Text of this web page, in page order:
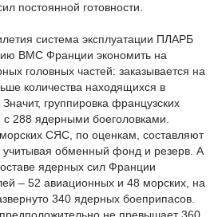
постоянной готовности.
система эксплуатации ПЛАРБ
ВМС Франции экономить на
головных частей: заказывается на
количества находящихся в
группировка французских
288 ядерными боеголовками.
СЯС, по оценкам, составляют
обменный фонд и резерв. А
ядерных сил Франции
– 52 авиационных и 48 морских, на
340 ядерных боеприпасов.